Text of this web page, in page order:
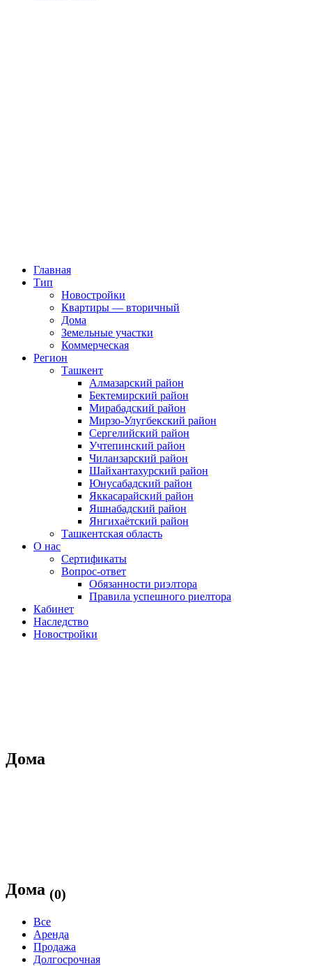
Главная
Тип
Новостройки
Квартиры — вторичный
Дома
Земельные участки
Коммерческая
Регион
Ташкент
Алмазарский район
Бектемирский район
Мирабадский район
Мирзо-Улугбекский район
Сергелийский район
Учтепинский район
Чиланзарский район
Шайхантахурский район
Юнусабадский район
Яккасарайский район
Яшнабадский район
Янгихаётский район
Ташкентская область
О нас
Сертификаты
Вопрос-ответ
Обязанности риэлтора
Правила успешного риелтора
Кабинет
Наследство
Новостройки
Дома
Дома (0)
Все
Аренда
Продажа
Долгосрочная